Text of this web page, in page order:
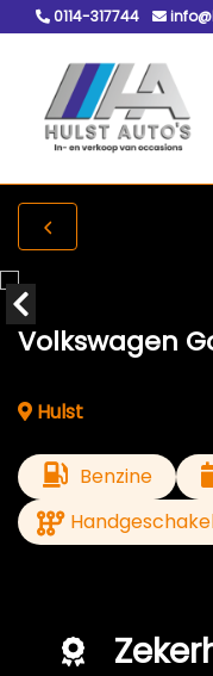
0114-317744
Volkswagen
Hulst
Benzine